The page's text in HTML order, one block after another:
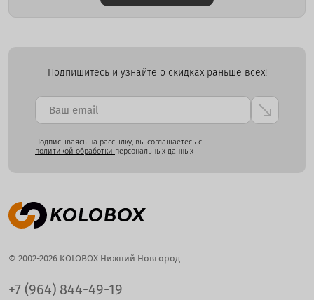
Подпишитесь и узнайте о скидках раньше всех!
Подписываясь на рассылку, вы соглашаетесь с
политикой обработки персональных данных
© 2002-2026 KOLOBOX Нижний Новгород
+7 (964) 844-49-19